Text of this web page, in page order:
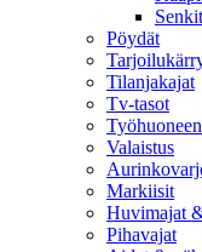
Senkit
Pöydät
Tilanjakajat
Tv-tasot
Valaistus
Markiisit
Huvimajat
Pihavajat